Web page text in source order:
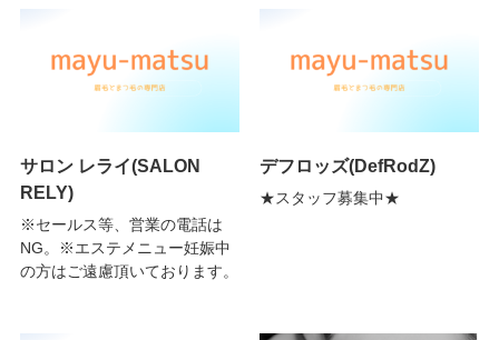
サロン レライ(SALON
RELY)
※セールス等、営業の電話は
NG。※エステメニュー妊娠中
の方はご遠慮頂いております。
デフロッズ(DefRodZ)
★スタッフ募集中★